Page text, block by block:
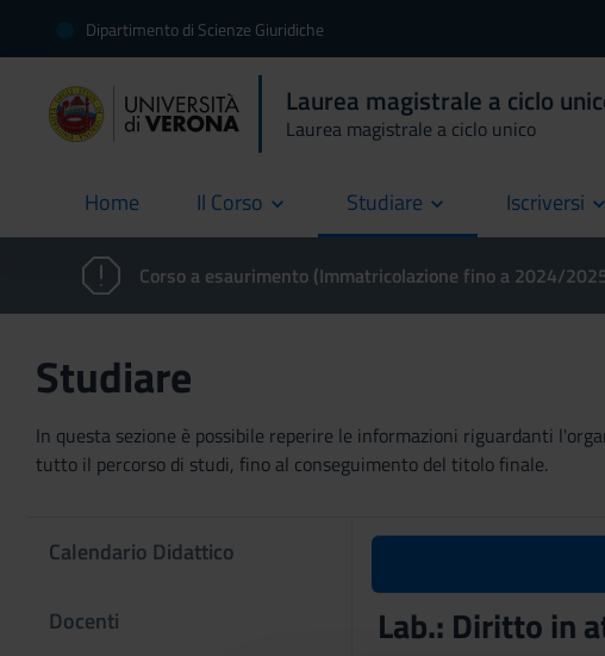
Dipartimento di Scienze Giuridiche
Laurea magistrale a ciclo
Laurea magistrale a ciclo unico
Home
current Il Corso Studiare Iscriversi
Corso a esaurimento (Immatricolazione fino a 2024/
Studiare
In questa sezione è possibile reperire le informazioni riguardanti
tutto il percorso di studi, fino al conseguimento del titolo finale.
Calendario Didattico
Docenti Lab.: Diritto in